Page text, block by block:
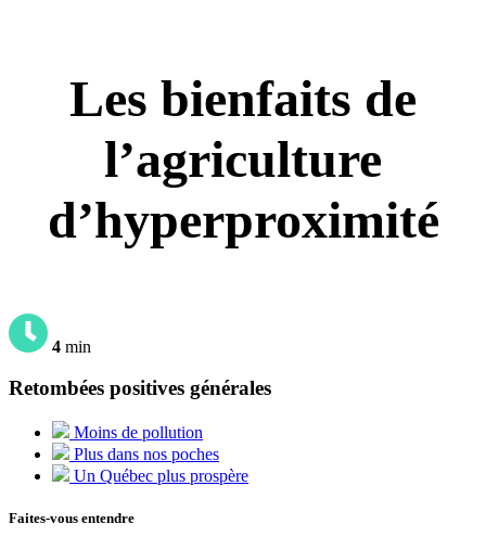
Les bienfaits de
l’agriculture
d’hyperproximité
4 min
Retombées positives générales
Moins de pollution
Plus dans nos poches
Un Québec plus prospère
Faites-vous entendre